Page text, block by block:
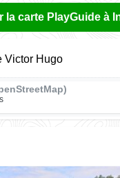
la carte PlayGuide à
Victor Hugo